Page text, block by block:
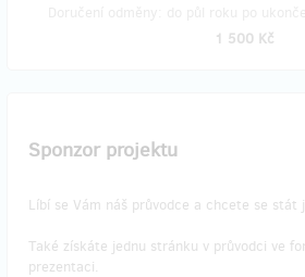
1 500 Kč
Sponzor projektu
Líbí se Vám náš průvodce a chcete se stát
Také získáte jednu stránku v průvodci ve
prezentaci.